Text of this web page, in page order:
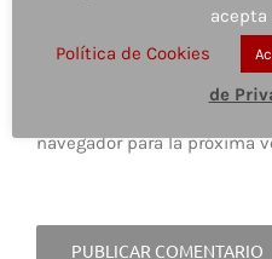
navegador para la próxima
acepta
Política de Cookies
de